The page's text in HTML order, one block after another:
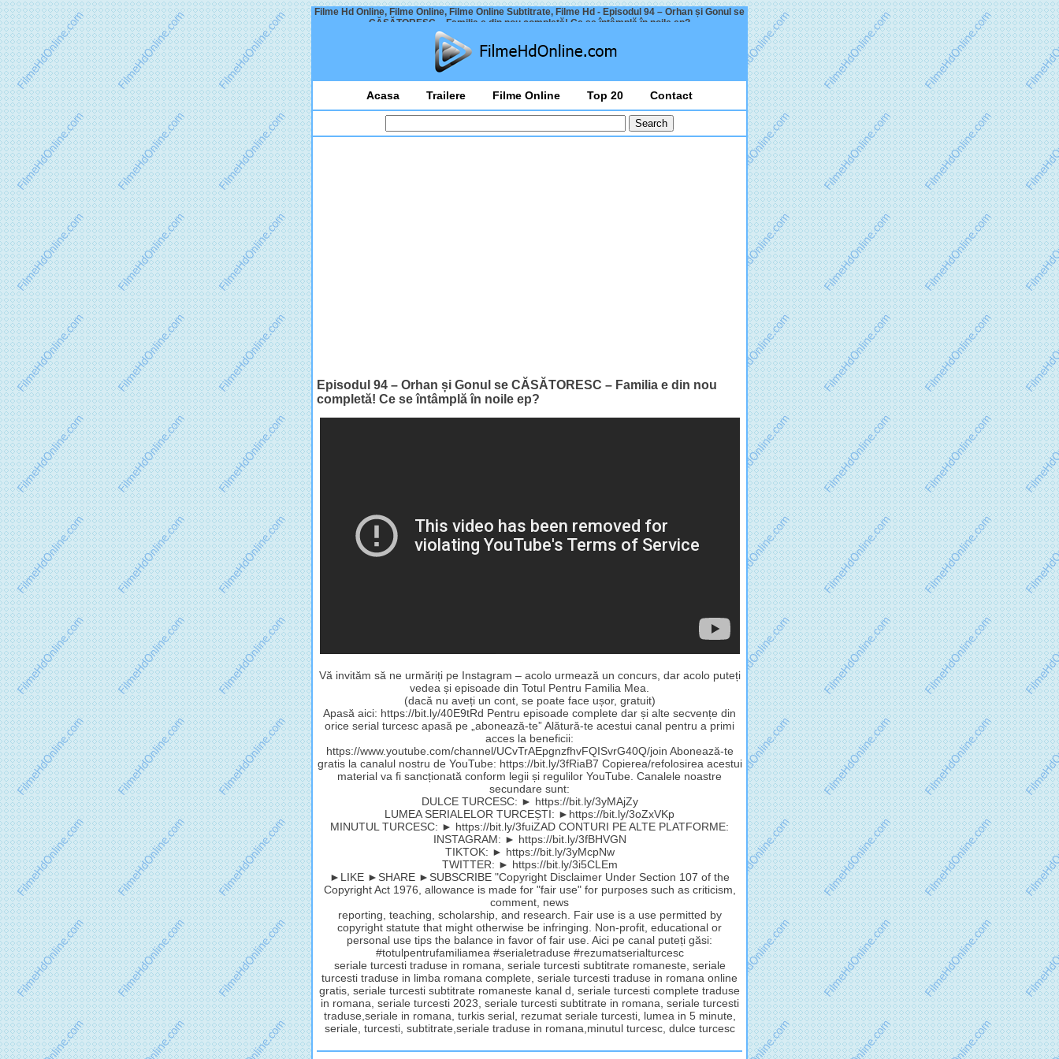
Filme Hd Online, Filme Online, Filme Online Subtitrate, Filme Hd - Episodul 94 – Orhan și Gonul se
CĂSĂTORESC – Familia e din nou completă! Ce se întâmplă în noile ep?
Acasa Trailere Filme Online Top 20 Contact
Episodul 94 – Orhan și Gonul se CĂSĂTORESC – Familia e din nou
completă! Ce se întâmplă în noile ep?
Vă invităm să ne urmăriți pe Instagram – acolo urmează un concurs, dar acolo puteți
vedea și episoade din Totul Pentru Familia Mea.
(dacă nu aveți un cont, se poate face ușor, gratuit)
Apasă aici: https://bit.ly/40E9tRd Pentru episoade complete dar și alte secvențe din
orice serial turcesc apasă pe „abonează-te” Alătură-te acestui canal pentru a primi
acces la beneficii:
https://www.youtube.com/channel/UCvTrAEpgnzfhvFQISvrG40Q/join Abonează-te
gratis la canalul nostru de YouTube: https://bit.ly/3fRiaB7 Copierea/refolosirea acestui
material va fi sancționată conform legii și regulilor YouTube. Canalele noastre
secundare sunt:
DULCE TURCESC: ► https://bit.ly/3yMAjZy
LUMEA SERIALELOR TURCEȘTI: ►https://bit.ly/3oZxVKp
MINUTUL TURCESC: ► https://bit.ly/3fuiZAD CONTURI PE ALTE PLATFORME:
INSTAGRAM: ► https://bit.ly/3fBHVGN
TIKTOK: ► https://bit.ly/3yMcpNw
TWITTER: ► https://bit.ly/3i5CLEm
►LIKE ►SHARE ►SUBSCRIBE "Copyright Disclaimer Under Section 107 of the
Copyright Act 1976, allowance is made for "fair use" for purposes such as criticism,
comment, news
reporting, teaching, scholarship, and research. Fair use is a use permitted by
copyright statute that might otherwise be infringing. Non-profit, educational or
personal use tips the balance in favor of fair use. Aici pe canal puteți găsi:
#totulpentrufamiliamea #serialetraduse #rezumatserialturcesc
seriale turcesti traduse in romana, seriale turcesti subtitrate romaneste, seriale
turcesti traduse in limba romana complete, seriale turcesti traduse in romana online
gratis, seriale turcesti subtitrate romaneste kanal d, seriale turcesti complete traduse
in romana, seriale turcesti 2023, seriale turcesti subtitrate in romana, seriale turcesti
traduse,seriale in romana, turkis serial, rezumat seriale turcesti, lumea in 5 minute,
seriale, turcesti, subtitrate,seriale traduse in romana,minutul turcesc, dulce turcesc